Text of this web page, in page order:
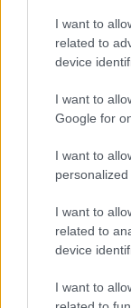
I want to
related to
device
I want to
Google for
I want to
personalized
I want to
related to
device
I want to
istiyorum. Bazı
çekip kanada
oluşturabilir.
deneyeceğini
Haftasında En
Katkıları!